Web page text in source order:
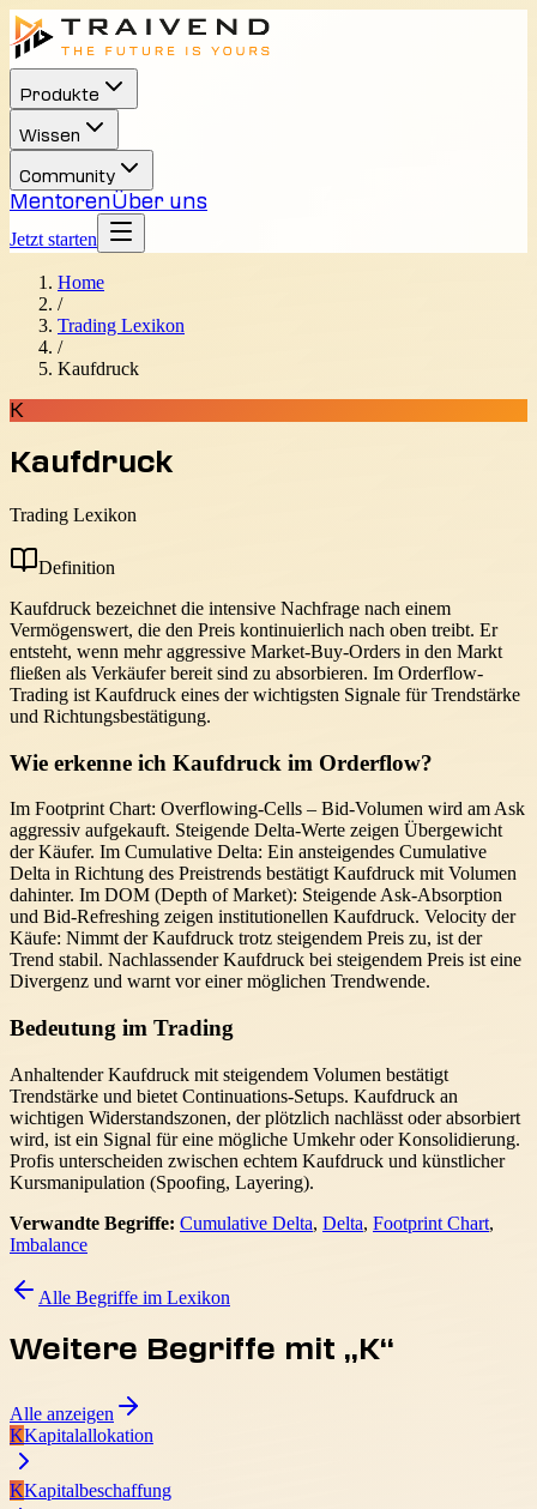
Produkte
Wissen
Community
MentorenÜber uns
Jetzt starten
Home
/
Trading Lexikon
/
Kaufdruck
K
Kaufdruck
Trading Lexikon
Definition
Kaufdruck bezeichnet die intensive Nachfrage nach einem
Vermögenswert, die den Preis kontinuierlich nach oben treibt. Er
entsteht, wenn mehr aggressive Market-Buy-Orders in den Markt
fließen als Verkäufer bereit sind zu absorbieren. Im Orderflow-
Trading ist Kaufdruck eines der wichtigsten Signale für Trendstärke
und Richtungsbestätigung.
Wie erkenne ich Kaufdruck im Orderflow?
Im Footprint Chart: Overflowing-Cells – Bid-Volumen wird am Ask
aggressiv aufgekauft. Steigende Delta-Werte zeigen Übergewicht
der Käufer. Im Cumulative Delta: Ein ansteigendes Cumulative
Delta in Richtung des Preistrends bestätigt Kaufdruck mit Volumen
dahinter. Im DOM (Depth of Market): Steigende Ask-Absorption
und Bid-Refreshing zeigen institutionellen Kaufdruck. Velocity der
Käufe: Nimmt der Kaufdruck trotz steigendem Preis zu, ist der
Trend stabil. Nachlassender Kaufdruck bei steigendem Preis ist eine
Divergenz und warnt vor einer möglichen Trendwende.
Bedeutung im Trading
Anhaltender Kaufdruck mit steigendem Volumen bestätigt
Trendstärke und bietet Continuations-Setups. Kaufdruck an
wichtigen Widerstandszonen, der plötzlich nachlässt oder absorbiert
wird, ist ein Signal für eine mögliche Umkehr oder Konsolidierung.
Profis unterscheiden zwischen echtem Kaufdruck und künstlicher
Kursmanipulation (Spoofing, Layering).
Verwandte Begriffe: Cumulative Delta, Delta, Footprint Chart,
Imbalance
Alle Begriffe im Lexikon
Weitere Begriffe mit „ K“
Alle anzeigen
KKapitalallokation
KKapitalbeschaffung